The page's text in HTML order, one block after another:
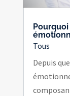
Tous
Depuis